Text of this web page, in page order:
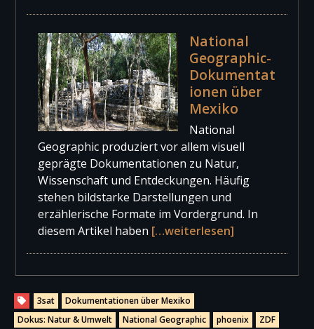
National
Geographic-
Dokumentat
ionen über
Mexiko
National
Geographic produziert vor allem visuell
geprägte Dokumentationen zu Natur,
Wissenschaft und Entdeckungen. Häufig
stehen bildstarke Darstellungen und
erzählerische Formate im Vordergrund. In
diesem Artikel haben […weiterlesen]
3sat
Dokumentationen über Mexiko
Dokus: Natur & Umwelt
National Geographic phoenix ZDF